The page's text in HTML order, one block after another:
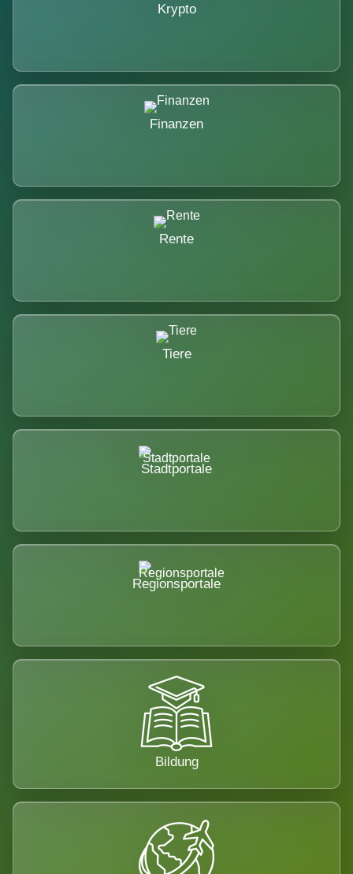
Krypto
Finanzen
Rente
Tiere
Stadtportale
Regionsportale
Bildung